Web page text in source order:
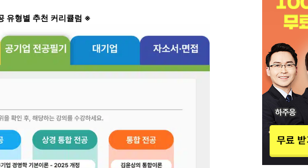
유형별 추천 커리큘럼 ※